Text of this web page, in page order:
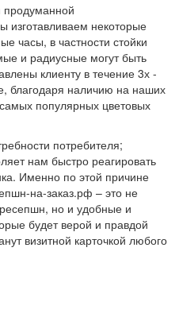
продуманной
изготавливаем некоторые
часы, в частности стойки
и радиусные могут быть
клиенту в течение 3х -
благодаря наличию на наших
популярных цветовых
потребителя;
нам быстро реагировать
Именно по этой причине
на-заказ.рф – это не
но и удобные и
будет верой и правдой
визитной карточкой любого